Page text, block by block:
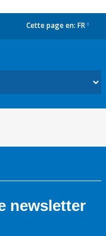
Cette page en: FR
newsletter